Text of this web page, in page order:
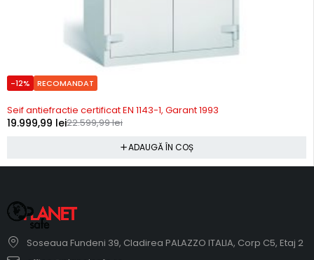
-12% RECOMANDAT
In stoc
Seif antiefractie certificat EN 1143-1, Garant 1993
22.599,99lei
19.999,99 lei
ADAUGĂ ÎN COȘ
Soseaua Fundeni 39, Cladirea PALAZZO ITALIA, Corp C5, Etaj 2